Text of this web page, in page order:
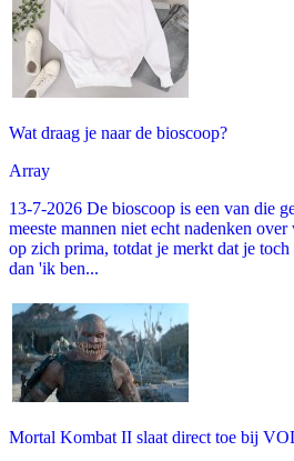
Wat draag je naar de bioscoop?
Array
13-7-2026 De bioscoop is een van die
meeste mannen niet echt nadenken
op zich prima, totdat je merkt dat je
dan 'ik ben...
Mortal Kombat II slaat direct toe bij